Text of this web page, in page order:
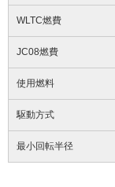
WLTC燃費
JC08燃費
使用燃料
駆動方式
最小回転半径